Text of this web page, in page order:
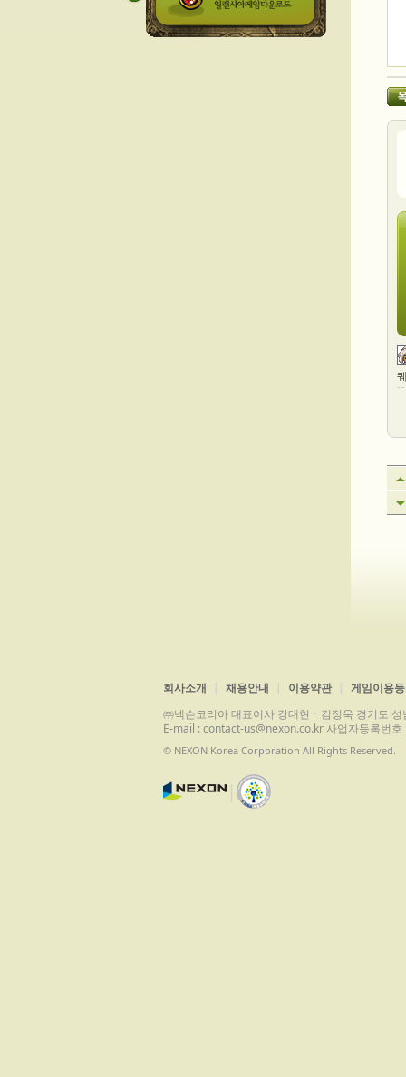
회사소개 채용안내 이용약관
게임이용
㈜넥슨코리아 대표이사 강대현ㆍ김정욱 경기도
E-mail : contact-us@nexon.co.kr 사업자등록번
© NEXON Korea Corporation All Rights Reserved.
|